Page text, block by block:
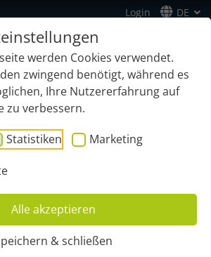
werden Cookies verwendet.
zwingend benötigt, während es
Ihre Nutzererfahrung auf
zu verbessern.
Statistiken Marketing
Alle akzeptieren
& schließen
Login DE
FÜR ALLE